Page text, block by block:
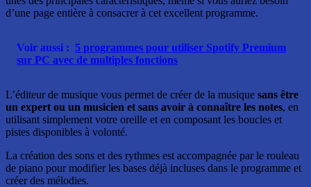
d’une page entière à consacrer à cet excellent programme.
Voir aussi : 5 programmes pour utiliser Spotify Premium
sur PC avec de multiples fonctions
L’éditeur de musique vous permet de créer de la musique sans être
un expert ou un musicien et sans avoir à connaître les notes, en
utilisant simplement votre oreille et en composant les boucles et
pistes disponibles à volonté.
La création des sons et des rythmes est accompagnée par le rouleau
de piano pour modifier les bases déjà incluses dans le programme et
créer des mélodies.